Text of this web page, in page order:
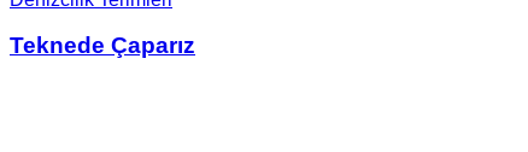
Teknede Çaparız